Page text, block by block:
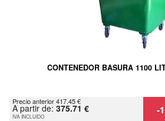
CONTENEDOR BASURA 1100
Precio anterior 417.45 €
A partir de: 375.71 €
IVA INCLUIDO -